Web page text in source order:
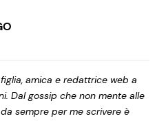
amica e redattrice web a
Dal gossip che non mente alle
sempre per me scrivere è